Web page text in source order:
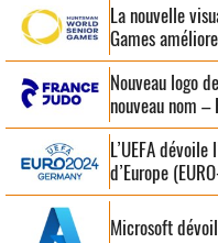
La nouvelle
Games
Nouveau logo
nouveau nom –
L’UEFA
d’Europe
Microsoft